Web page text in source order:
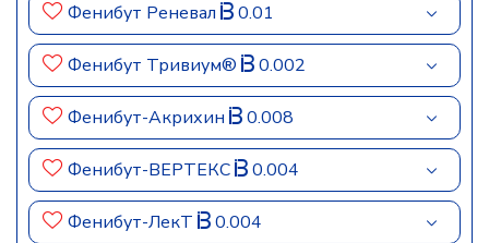
Фенибут Реневал 0.01
Фенибут Тривиум® 0.002
Фенибут-Акрихин 0.008
Фенибут-ВЕРТЕКС 0.004
Фенибут-ЛекТ 0.004